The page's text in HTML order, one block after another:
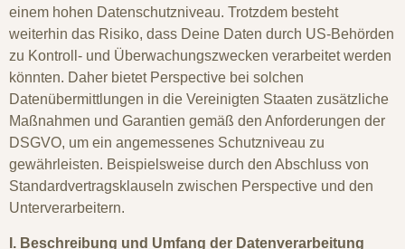
einem hohen Datenschutzniveau. Trotzdem besteht
weiterhin das Risiko, dass Deine Daten durch US-Behörden
zu Kontroll- und Überwachungszwecken verarbeitet werden
könnten. Daher bietet Perspective bei solchen
Datenübermittlungen in die Vereinigten Staaten zusätzliche
Maßnahmen und Garantien gemäß den Anforderungen der
DSGVO, um ein angemessenes Schutzniveau zu
gewährleisten. Beispielsweise durch den Abschluss von
Standardvertragsklauseln zwischen Perspective und den
Unterverarbeitern.
I. Beschreibung und Umfang der Datenverarbeitung